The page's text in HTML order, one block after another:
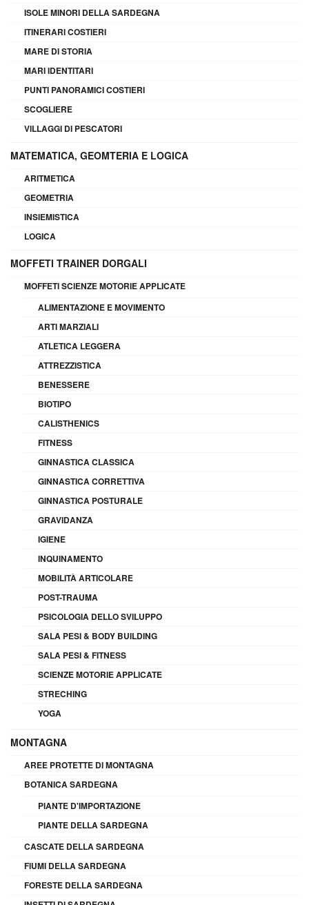
ISOLE MINORI DELLA SARDEGNA
ITINERARI COSTIERI
MARE DI STORIA
MARI IDENTITARI
PUNTI PANORAMICI COSTIERI
SCOGLIERE
VILLAGGI DI PESCATORI
MATEMATICA, GEOMTERIA E LOGICA
ARITMETICA
GEOMETRIA
INSIEMISTICA
LOGICA
MOFFETI TRAINER DORGALI
MOFFETI SCIENZE MOTORIE APPLICATE
ALIMENTAZIONE E MOVIMENTO
ARTI MARZIALI
ATLETICA LEGGERA
ATTREZZISTICA
BENESSERE
BIOTIPO
CALISTHENICS
FITNESS
GINNASTICA CLASSICA
GINNASTICA CORRETTIVA
GINNASTICA POSTURALE
GRAVIDANZA
IGIENE
INQUINAMENTO
MOBILITÀ ARTICOLARE
POST-TRAUMA
PSICOLOGIA DELLO SVILUPPO
SALA PESI & BODY BUILDING
SALA PESI & FITNESS
SCIENZE MOTORIE APPLICATE
STRECHING
YOGA
MONTAGNA
AREE PROTETTE DI MONTAGNA
BOTANICA SARDEGNA
PIANTE D'IMPORTAZIONE
PIANTE DELLA SARDEGNA
CASCATE DELLA SARDEGNA
FIUMI DELLA SARDEGNA
FORESTE DELLA SARDEGNA